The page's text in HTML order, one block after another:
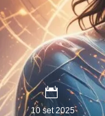
10 set 2025